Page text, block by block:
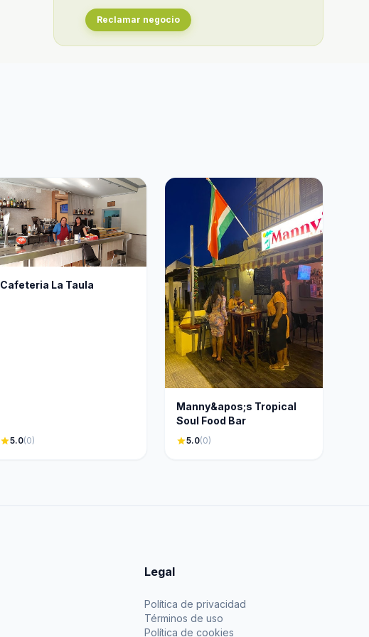
Reclamar negocio
Cafeteria La Taula
star5.0(0)
Manny&apos;s Tropical
Soul Food Bar
star5.0(0)
Legal
Política de privacidad
Términos de uso
Política de cookies